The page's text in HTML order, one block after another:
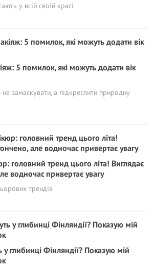
у всій своїй красі
5 помилок, які можуть додати вік
замаскувати, а підкреслити природну
головний тренд цього літа! Виглядає
водночас привертає увагу
трендів
у глибинці Фінляндії? Показую мій